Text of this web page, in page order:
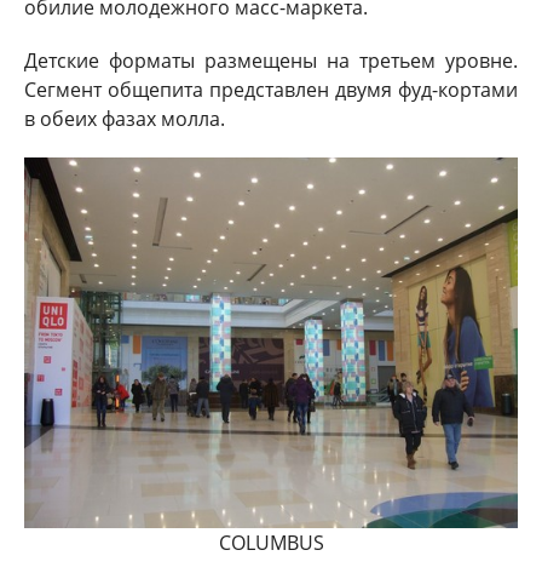
обилие молодежного масс-маркета.
Детские форматы размещены на третьем уровне.
Сегмент общепита представлен двумя фуд-кортами
в обеих фазах молла.
COLUMBUS